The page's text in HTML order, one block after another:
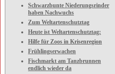
Schwarzbunte Niederungsrinder
haben Nachwuchs
Zum Weltartenschutztag
Heute ist Weltartenschutztag:
Hilfe für Zoos in Krisenregion
Frühlingserwachen
Fischmarkt am Tanzbrunnen
endlich wieder da